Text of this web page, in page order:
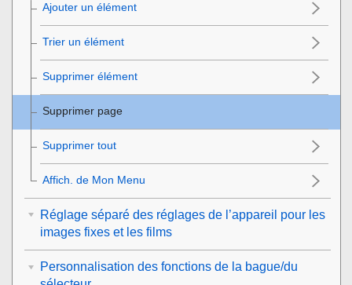
Ajouter un élément
Trier un élément
Supprimer élément
Supprimer page
Supprimer tout
Affich. de Mon Menu
Réglage séparé des réglages de l’appareil pour les
images fixes et les films
Personnalisation des fonctions de la bague/du